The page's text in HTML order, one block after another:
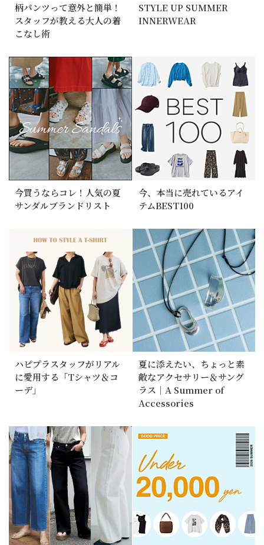
柄パンツって意外と簡単！
スタッフが教える大人の着
こなし術
STYLE UP SUMMER
INNERWEAR
今買うならコレ！人気の夏
サンダルブランドリスト
今、本当に売れているアイ
テムBEST100
ハピプラスタッフがリアル
に愛用する「Tシャツ＆コ
ーデ」
夏に添えたい、ちょっと素
敵なアクセサリー＆サング
ラス｜A Summer of
Accessories